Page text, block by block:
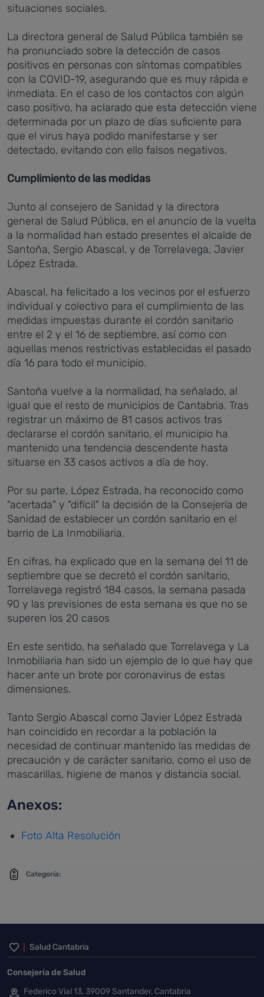
situaciones sociales.
La directora general de Salud Pública también se
ha pronunciado sobre la detección de casos
positivos en personas con síntomas compatibles
con la COVID-19, asegurando que es muy rápida e
inmediata. En el caso de los contactos con algún
caso positivo, ha aclarado que esta detección viene
determinada por un plazo de días suficiente para
que el virus haya podido manifestarse y ser
detectado, evitando con ello falsos negativos.
Cumplimiento de las medidas
Junto al consejero de Sanidad y la directora
general de Salud Pública, en el anuncio de la vuelta
a la normalidad han estado presentes el alcalde de
Santoña, Sergio Abascal, y de Torrelavega, Javier
López Estrada.
Abascal, ha felicitado a los vecinos por el esfuerzo
individual y colectivo para el cumplimiento de las
medidas impuestas durante el cordón sanitario
entre el 2 y el 16 de septiembre, así como con
aquellas menos restrictivas establecidas el pasado
día 16 para todo el municipio.
Santoña vuelve a la normalidad, ha señalado, al
igual que el resto de municipios de Cantabria. Tras
registrar un máximo de 81 casos activos tras
declararse el cordón sanitario, el municipio ha
mantenido una tendencia descendente hasta
situarse en 33 casos activos a día de hoy.
Por su parte, López Estrada, ha reconocido como
"acertada" y "difícil" la decisión de la Consejería de
Sanidad de establecer un cordón sanitario en el
barrio de La Inmobiliaria.
En cifras, ha explicado que en la semana del 11 de
septiembre que se decretó el cordón sanitario,
Torrelavega registró 184 casos, la semana pasada
90 y las previsiones de esta semana es que no se
superen los 20 casos
En este sentido, ha señalado que Torrelavega y La
Inmobiliaria han sido un ejemplo de lo que hay que
hacer ante un brote por coronavirus de estas
dimensiones.
Tanto Sergio Abascal como Javier López Estrada
han coincidido en recordar a la población la
necesidad de continuar mantenido las medidas de
precaución y de carácter sanitario, como el uso de
mascarillas, higiene de manos y distancia social.
Anexos:
Foto Alta Resolución
Categoría:
Inicio del pie de página
Salud Cantabria
Consejería de Salud
Federico Vial 13, 39009 Santander, Cantabria